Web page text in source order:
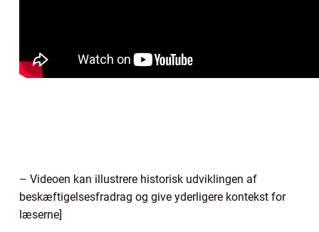
– Videoen kan illustrere historisk udviklingen af
beskæftigelsesfradrag og give yderligere kontekst for
læserne]